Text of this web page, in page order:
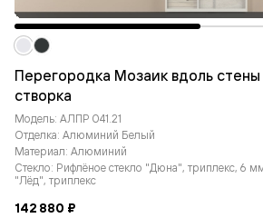
Перегородка Мозаик вдоль стены
створка
Модель: АЛПР 041.21
Отделка: Алюминий Белый
Материал: Алюминий
Стекло: Рифлёное стекло "Дюна", триплекс, 6
"Лёд", триплекс
142 880 ₽